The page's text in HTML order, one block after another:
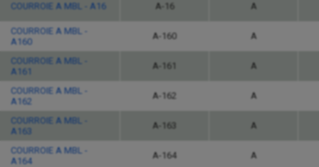
COURROIE A MBL - A16 A-16 A
COURROIE A MBL -
A160
A-160 A
COURROIE A MBL -
A161
A-161 A
COURROIE A MBL -
A162
A-162 A
COURROIE A MBL -
A163
A-163 A
COURROIE A MBL -
A164
A-164 A